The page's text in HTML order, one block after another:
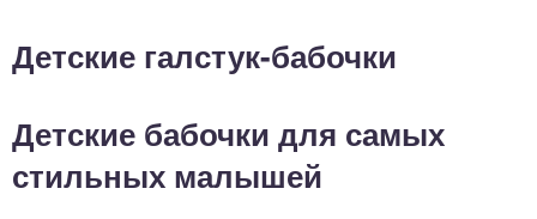
Детские галстук-бабочки
Детские бабочки для самых
стильных малышей